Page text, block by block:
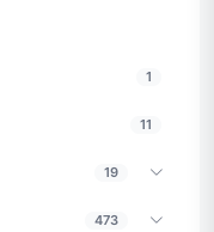
1
11
19
473